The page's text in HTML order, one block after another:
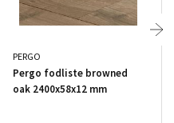
PERGO
Pergo fodliste browned
oak 2400x58x12 mm